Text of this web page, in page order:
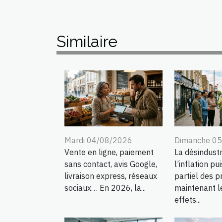
Similaire
Mardi 04/08/2026
Vente en ligne, paiement
sans contact, avis Google,
livraison express, réseaux
sociaux… En 2026, la...
Dimanche
La
l’inflation
partiel des
maintenant
effets...